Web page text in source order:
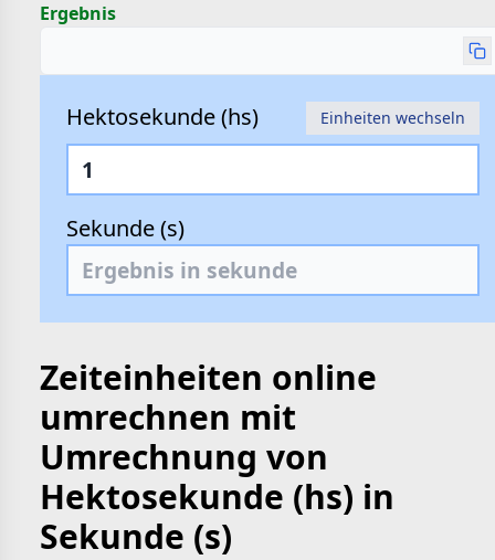
Ergebnis
Hektosekunde (hs) Einheiten wechseln
Sekunde (s)
Zeiteinheiten online
umrechnen mit
Umrechnung von
Hektosekunde (hs) in
Sekunde (s)